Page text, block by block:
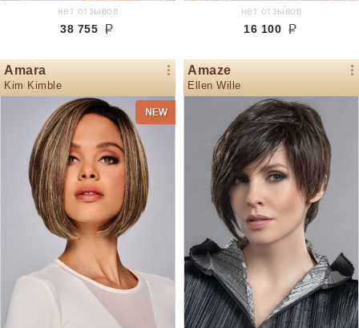
нет отзывов
38 755
нет отзывов
16 100
Amara
Kim Kimble
Amaze
Ellen Wille